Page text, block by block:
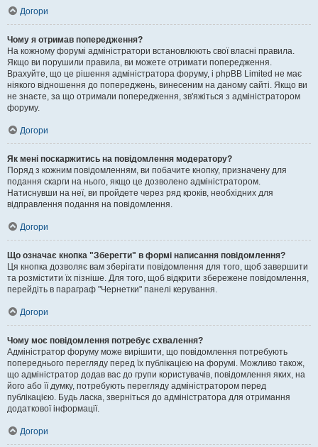
Догори
Чому я отримав попередження?
На кожному форумі адміністратори встановлюють свої власні правила.
Якщо ви порушили правила, ви можете отримати попередження.
Врахуйте, що це рішення адміністратора форуму, і phpBB Limited не має
ніякого відношення до попереджень, винесеним на даному сайті. Якщо ви
не знаєте, за що отримали попередження, зв'яжіться з адміністратором
форуму.
Догори
Як мені поскаржитись на повідомлення модератору?
Поряд з кожним повідомленням, ви побачите кнопку, призначену для
подання скарги на нього, якщо це дозволено адміністратором.
Натиснувши на неї, ви пройдете через ряд кроків, необхідних для
відправлення подання на повідомлення.
Догори
Що означає кнопка "Зберегти" в формі написання повідомлення?
Ця кнопка дозволяє вам зберігати повідомлення для того, щоб завершити
та розмістити їх пізніше. Для того, щоб відкрити збережене повідомлення,
перейдіть в параграф "Чернетки" панелі керування.
Догори
Чому моє повідомлення потребує схвалення?
Адміністратор форуму може вирішити, що повідомлення потребують
попереднього перегляду перед їх публікацією на форумі. Можливо також,
що адміністратор додав вас до групи користувачів, повідомлення яких, на
його або її думку, потребують перегляду адміністратором перед
публікацією. Будь ласка, зверніться до адміністратора для отримання
додаткової інформації.
Догори